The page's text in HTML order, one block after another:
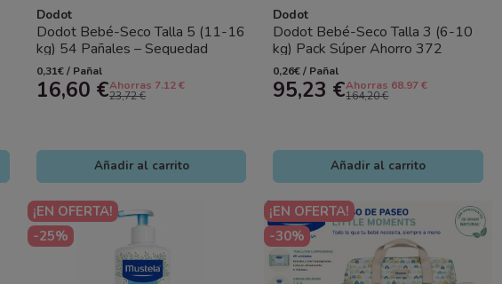
Dodot
Dodot Bebé-Seco Talla 5 (11-16
kg) 54 Pañales – Sequedad
Duradera y Protección Anti Fugas
0,31€ / Pañal
16,60 €Ahorras 7.12 €
23,72 €
Añadir al carrito
Dodot
Dodot Bebé-Seco Talla 3 (6-10
kg) Pack Súper Ahorro 372
Pañales (6x62) – Máxima...
0,26€ / Pañal
95,23 €Ahorras 68.97 €
164,20 €
Añadir al carrito
¡EN OFERTA!
-25%
¡EN OFERTA!
-30%